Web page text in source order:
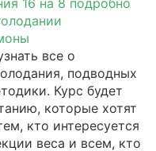
все о
подводных
Курс будет
которые хотят
кто интересуется
веса и всем, кто